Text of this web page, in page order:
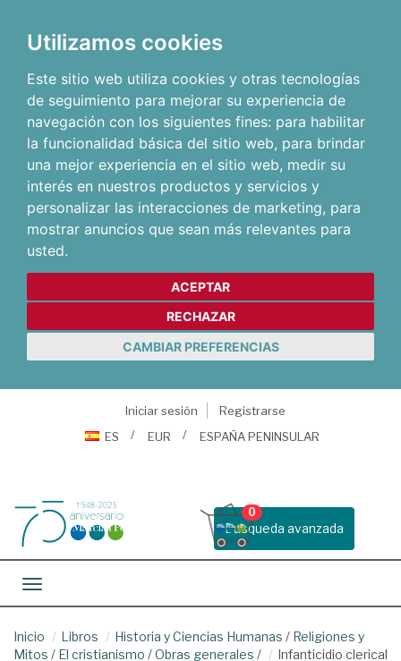
Utilizamos cookies
Este sitio web utiliza cookies y otras tecnologías
de seguimiento para mejorar su experiencia de
navegación con los siguientes fines: para habilitar
la funcionalidad básica del sitio web, para brindar
una mejor experiencia en el sitio web, medir su
interés en nuestros productos y servicios y
personalizar las interacciones de marketing, para
mostrar anuncios que sean más relevantes para
usted.
ACEPTAR
RECHAZAR
CAMBIAR PREFERENCIAS
Iniciar sesión
Registrarse
ES
EUR ESPAÑA PENINSULAR
Busqueda avanzada
0
Toggle navigation
Inicio Libros Historia y Ciencias Humanas / Religiones y
Mitos / El cristianismo /Obras generales / Infanticidio clerical